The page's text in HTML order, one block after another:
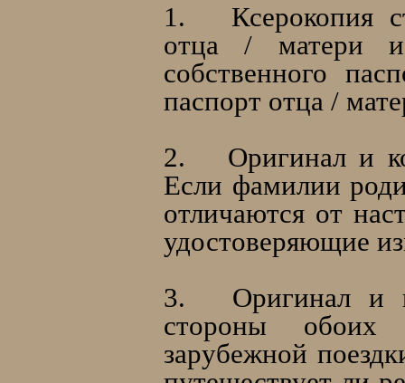
1.
Ксерокопия
отца / матери
собственного
паспорт отца /
2.
Оригинал и
Если фамилии
отличаются от
удостоверяющие
3.
Оригинал и
стороны обоих
зарубежной